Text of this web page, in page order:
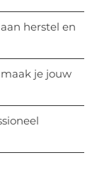
herstel en
je jouw